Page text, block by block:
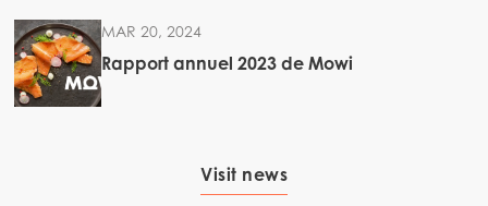
MAR 20, 2024
Rapport annuel 2023 de Mowi
Visit news